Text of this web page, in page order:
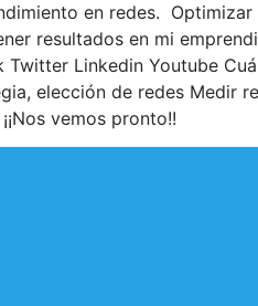
en redes. Optimizar
resultados en mi
Linkedin Youtube
elección de redes Medir
vemos pronto!!